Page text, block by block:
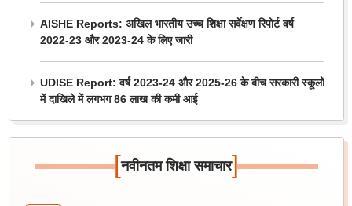
AISHE Reports: अखिल भारतीय उच्च शिक्षा सर्वेक्षण रिपोर्ट वर्ष
2022-23 और 2023-24 के लिए जारी
UDISE Report: वर्ष 2023-24 और 2025-26 के बीच सरकारी स्कूलों
में दाखिले में लगभग 86 लाख की कमी आई
[नवीनतम शिक्षा समाचार]